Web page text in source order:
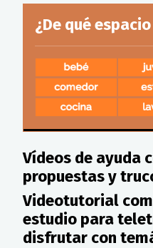
¿De qué
Vídeos de ayuda
propuestas y
Videotutorial
estudio para
disfrutar con